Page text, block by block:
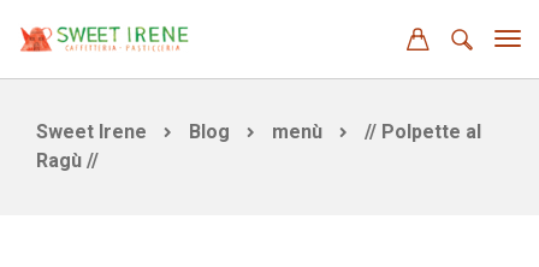
Sweet Irene Blog menù
// Polpette al
Ragù //